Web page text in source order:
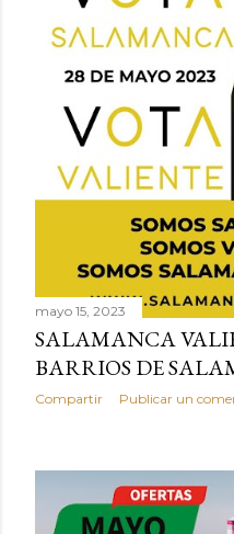
mayo 15, 2023
SALAMANCA
BARRIOS DE
Compartir Publicar un